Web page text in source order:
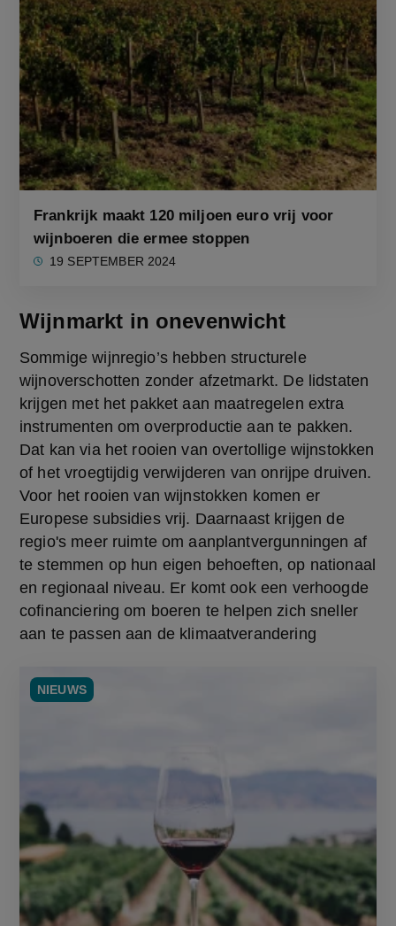
Frankrijk maakt 120 miljoen euro vrij voor
wijnboeren die ermee stoppen
19 SEPTEMBER 2024
Wijnmarkt in onevenwicht
Sommige wijnregio’s hebben structurele
wijnoverschotten zonder afzetmarkt. De lidstaten
krijgen met het pakket aan maatregelen extra
instrumenten om overproductie aan te pakken.
Dat kan via het rooien van overtollige wijnstokken
of het vroegtijdig verwijderen van onrijpe druiven.
Voor het rooien van wijnstokken komen er
Europese subsidies vrij. Daarnaast krijgen de
regio's meer ruimte om aanplantvergunningen af
te stemmen op hun eigen behoeften, op nationaal
en regionaal niveau. Er komt ook een verhoogde
cofinanciering om boeren te helpen zich sneller
aan te passen aan de klimaatverandering
NIEUWS